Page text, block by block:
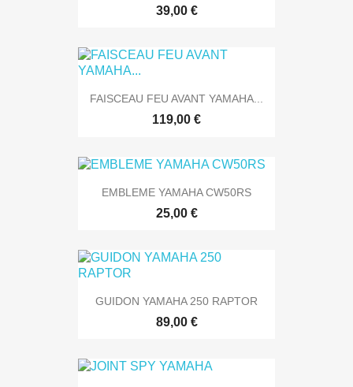
39,00 €
FAISCEAU FEU AVANT YAMAHA...
119,00 €
EMBLEME YAMAHA CW50RS
25,00 €
GUIDON YAMAHA 250 RAPTOR
89,00 €